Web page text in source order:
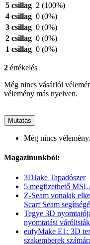
5 csillag 2 (100%)
4 csillag 0 (0%)
3 csillag 0 (0%)
2 csillag 0 (0%)
1 csillag 0 (0%)
2 értékelés
Még nincs vásárlói
vélemény más nyelven.
Mutatás
Még nincs vélemény.
Magazinunkból:
3DJake Tapadószer
5 megfizethető
Z-Seam vonalak
Scarf Seam
Tegye 3D
nyomtatási
eufyMake E1: 3D
szakemberek